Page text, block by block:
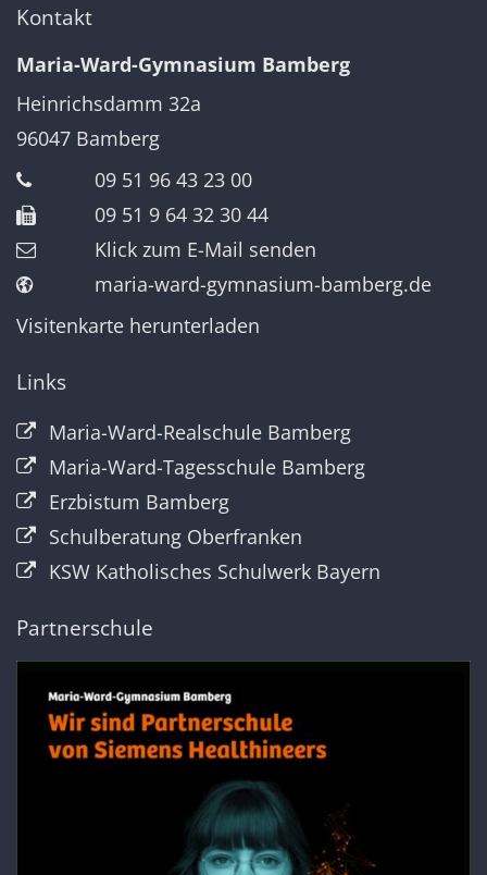
Kontakt
Maria-Ward-Gymnasium Bamberg
Heinrichsdamm 32a
96047 Bamberg
09 51 96 43 23 00
09 51 9 64 32 30 44
Klick zum E-Mail senden
maria-ward-gymnasium-bamberg.de
Visitenkarte herunterladen
Links
Maria-Ward-Realschule Bamberg
Maria-Ward-Tagesschule Bamberg
Erzbistum Bamberg
Schulberatung Oberfranken
KSW Katholisches Schulwerk Bayern
Partnerschule